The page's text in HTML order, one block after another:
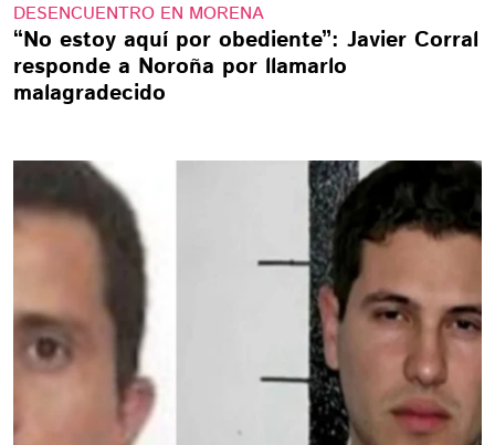
DESENCUENTRO EN MORENA
“No estoy aquí por obediente”: Javier Corral
responde a Noroña por llamarlo
malagradecido